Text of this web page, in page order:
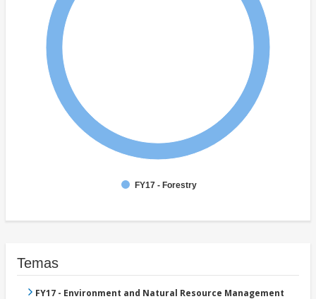
FY17 - Forestry
Temas
FY17 - Environment and Natural Resource Management